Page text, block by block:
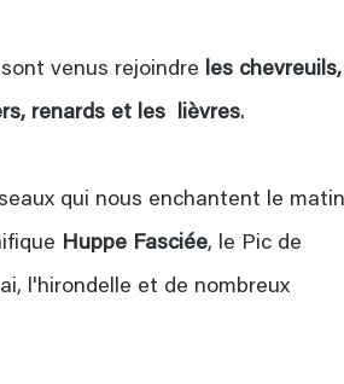
venus rejoindre les chevreuils,
renards et les lièvres.
qui nous enchantent le
Huppe Fasciée, le Pic de
l'hirondelle et de nombreux